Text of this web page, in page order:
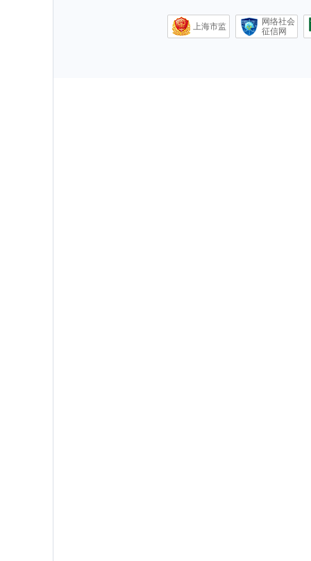
上海市监
网络社会
征信网